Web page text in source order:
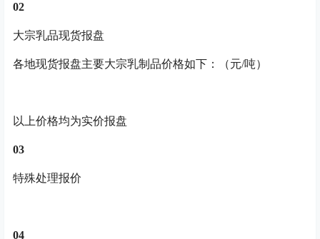
02
大宗乳品现货报盘
各地现货报盘主要大宗乳制品价格如下：（元/吨）
以上价格均为实价报盘
03
特殊处理报价
04